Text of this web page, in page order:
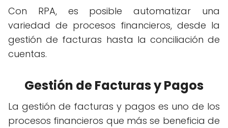
Con RPA, es posible automatizar una
variedad de procesos financieros, desde la
gestión de facturas hasta la conciliación de
cuentas.
Gestión de Facturas y Pagos
La gestión de facturas y pagos es uno de los
procesos financieros que más se beneficia de